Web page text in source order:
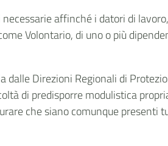
affinché i datori di
Volontario, di uno o più
Direzioni Regionali di
di predisporre modulistica
che siano comunque presenti